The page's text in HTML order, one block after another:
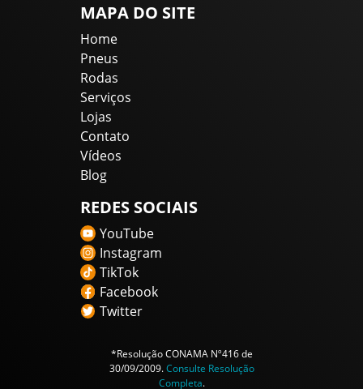
MAPA DO SITE
Home
Pneus
Rodas
Serviços
Lojas
Contato
Vídeos
Blog
REDES SOCIAIS
YouTube
Instagram
TikTok
Facebook
Twitter
*Resolução CONAMA Nº416 de
30/09/2009.Consulte Resolução
Completa.